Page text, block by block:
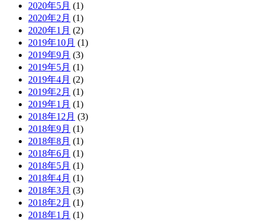
2020年5月 (1)
2020年2月 (1)
2020年1月 (2)
2019年10月 (1)
2019年9月 (3)
2019年5月 (1)
2019年4月 (2)
2019年2月 (1)
2019年1月 (1)
2018年12月 (3)
2018年9月 (1)
2018年8月 (1)
2018年6月 (1)
2018年5月 (1)
2018年4月 (1)
2018年3月 (3)
2018年2月 (1)
2018年1月 (1)